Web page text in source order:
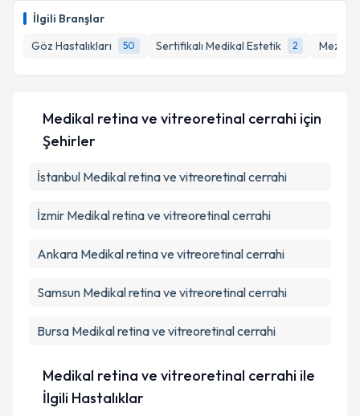
İlgili Branşlar
Göz Hastalıkları
50 Sertifikalı Medikal Estetik 2
Kişisel verilerimin işlenmesine ilişkin Aydınlatma
'ni okudum ve kişisel verilerimin belirtilen
kapsamda işlenmesini kabul ediyorum.
Medikal retina ve vitreoretinal cerrahi için
Şehirler
İstanbul Medikal retina ve vitreoretinal cerrahi
İzmir Medikal retina ve vitreoretinal cerrahi
Ankara Medikal retina ve vitreoretinal cerrahi
Samsun Medikal retina ve vitreoretinal cerrahi
Bursa Medikal retina ve vitreoretinal cerrahi
Medikal retina ve vitreoretinal cerrahi ile
İlgili Hastalıklar